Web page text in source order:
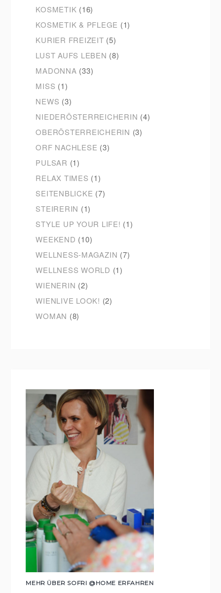
KOSMETIK (16)
KOSMETIK & PFLEGE (1)
KURIER FREIZEIT (5)
LUST AUFS LEBEN (8)
MADONNA (33)
MISS (1)
NEWS (3)
NIEDERÖSTERREICHERIN (4)
OBERÖSTERREICHERIN (3)
ORF NACHLESE (3)
PULSAR (1)
RELAX TIMES (1)
SEITENBLICKE (7)
STEIRERIN (1)
STYLE UP YOUR LIFE! (1)
WEEKEND (10)
WELLNESS-MAGAZIN (7)
WELLNESS WORLD (1)
WIENERIN (2)
WIENLIVE LOOK! (2)
WOMAN (8)
MEHR ÜBER SOFRI @HOME ERFAHREN